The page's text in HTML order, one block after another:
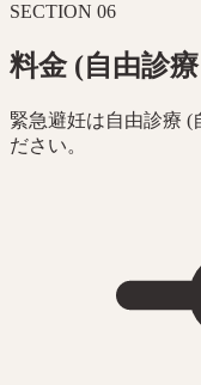
SECTION 06
料金 (自由診
緊急避妊は自由診療 (
ださい。